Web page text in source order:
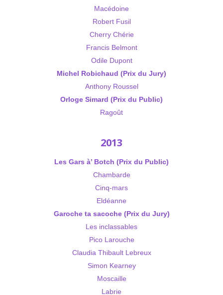
Macédoine
Robert Fusil
Cherry Chérie
Francis Belmont
Odile Dupont
Michel Robichaud (Prix du Jury)
Anthony Roussel
Orloge Simard (Prix du Public)
Ragoût
2013
Les Gars à’ Botch (Prix du Public)
Chambarde
Cinq-mars
Eldéanne
Garoche ta sacoche (Prix du Jury)
Les inclassables
Pico Larouche
Claudia Thibault Lebreux
Simon Kearney
Moscaille
Labrie